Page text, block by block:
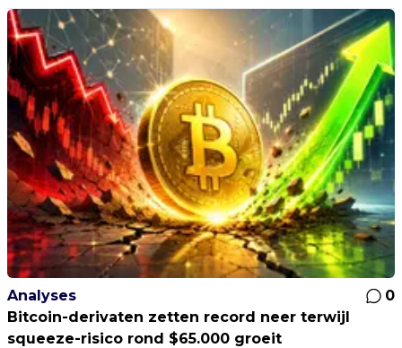
Analyses
0
Bitcoin-derivaten zetten record neer terwijl
squeeze-risico rond $65.000 groeit